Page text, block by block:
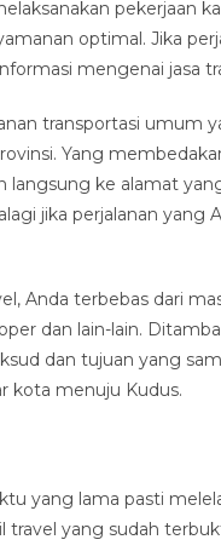
pekerjaan
optimal. Jika
mengenai jasa
transportasi umum
Yang
langsung ke alamat
jika perjalanan
Anda terbebas dari
dan lain-lain.
dan tujuan yang
kota menuju Kudus.
yang lama pasti
travel yang sudah